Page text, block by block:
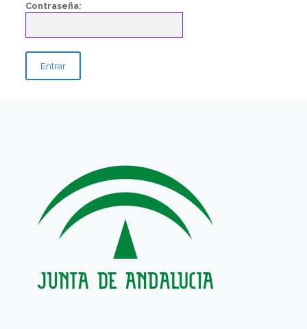
Contraseña: